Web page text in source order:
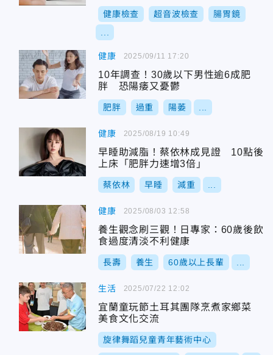
健康檢查 超音波檢查 腸胃鏡
健康
10年調查！30歲以下男性逾6成肥
胖 恐陽痿又憂鬱
肥胖 過重 陽萎
2025/09/11 17:20
健康
早睡助減脂！蔡依林成見證 10點後
上床「肥胖力速增3倍」
蔡依林 早睡 減重
2025/08/19 10:49
健康
養生觀念刷三觀！日專家：60歲後飲
食過度清淡不利健康
長壽 養生 60歲以上長輩
2025/08/03 12:58
生活
宜蘭童玩節土耳其團隊烹煮家鄉菜
美食文化交流
旋律舞蹈兒童青年藝術中心
2025/07/22 12:02